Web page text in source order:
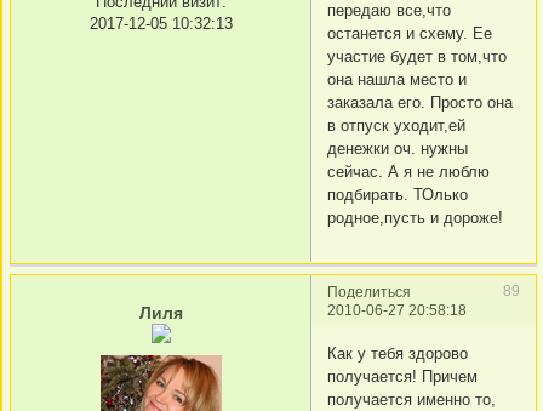
2017-12-05 10:32:13
передаю все,что
останется и схему. Ее
участие будет в том,что
она нашла место и
заказала его. Просто она
в отпуск уходит,ей
денежки оч. нужны
сейчас. А я не люблю
подбирать. ТОлько
родное,пусть и дороже!
Поделиться
89
2010-06-27 20:58:18
Лиля
Как у тебя здорово
получается! Причем
получается именно то,